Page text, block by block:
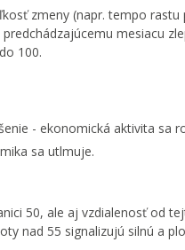
zmeny (napr. tempo
mesiacu
100.
- ekonomická aktivita sa
sa utlmuje.
50, ale aj vzdialenosť od
nad 55 signalizujú silnú a